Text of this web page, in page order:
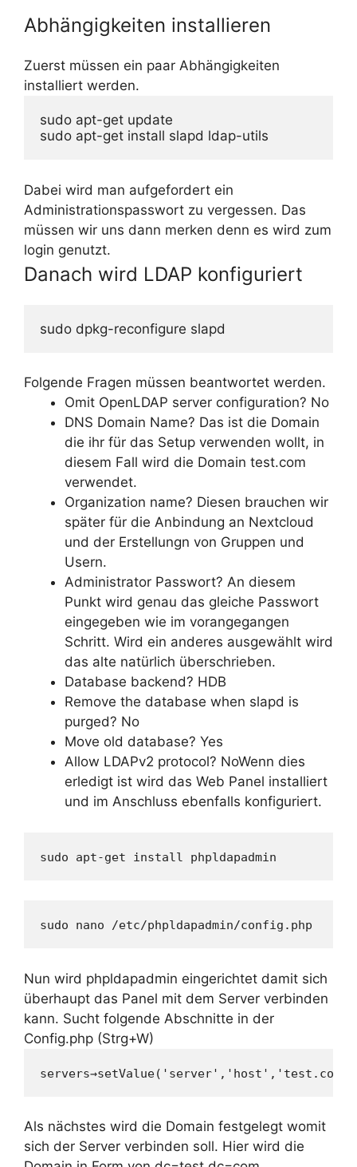
Abhängigkeiten installieren
Zuerst müssen ein paar Abhängigkeiten
installiert werden.
sudo apt-get update
sudo apt-get install slapd ldap-utils
Dabei wird man aufgefordert ein
Administrationspasswort zu vergessen. Das
müssen wir uns dann merken denn es wird zum
login genutzt.
Danach wird LDAP konfiguriert
sudo dpkg-reconfigure slapd
Folgende Fragen müssen beantwortet werden.
Omit OpenLDAP server configuration? No
DNS Domain Name? Das ist die Domain
die ihr für das Setup verwenden wollt, in
diesem Fall wird die Domain test.com
verwendet.
Organization name? Diesen brauchen wir
später für die Anbindung an Nextcloud
und der Erstellungn von Gruppen und
Usern.
Administrator Passwort? An diesem
Punkt wird genau das gleiche Passwort
eingegeben wie im vorangegangen
Schritt. Wird ein anderes ausgewählt wird
das alte natürlich überschrieben.
Database backend? HDB
Remove the database when slapd is
purged? No
Move old database? Yes
Allow LDAPv2 protocol? NoWenn dies
erledigt ist wird das Web Panel installiert
und im Anschluss ebenfalls konfiguriert.
sudo apt-get install phpldapadmin
sudo nano /etc/phpldapadmin/config.php
Nun wird phpldapadmin eingerichtet damit sich
überhaupt das Panel mit dem Server verbinden
kann. Sucht folgende Abschnitte in der
Config.php (Strg+W)
servers→setValue('server','host','test.com
Als nächstes wird die Domain festgelegt womit
sich der Server verbinden soll. Hier wird die